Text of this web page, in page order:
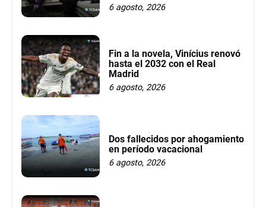
6 agosto, 2026
Fin a la novela, Vinícius renovó
hasta el 2032 con el Real
Madrid
6 agosto, 2026
Dos fallecidos por ahogamiento
en período vacacional
6 agosto, 2026